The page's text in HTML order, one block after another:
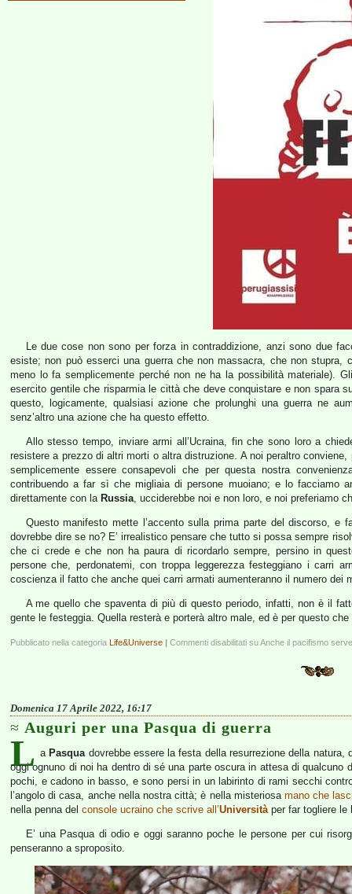
Le due cose non sono per forza in contraddizione, anzi sono due
esiste; non può esserci una guerra che non massacra, che non
meno lo fa semplicemente perché non ne ha la possibilità materiale).
esercito gentile che risparmia le città che deve conquistare e non spara
questo, logicamente, qualsiasi azione che prolunghi una guerra ne
senz’altro una azione che ha questo effetto.
Allo stesso tempo, inviare armi all’Ucraina, fin che sono loro a
resistere a prezzo di altri morti o altra distruzione. A noi peraltro
semplicemente essere consapevoli che per questa nostra
contribuendo a far sì che migliaia di persone muoiano; e lo facciamo
direttamente con la Russia, ucciderebbe noi e non loro, e noi preferiamo
Questo manifesto mette l’accento sulla prima parte del discorso, e
dovrebbe dire se no? E’ irrealistico pensare che tutto si possa sempre
che ci crede e che non ha paura di ricordarlo sempre, persino in
persone che, perdonatemi, con troppa leggerezza festeggiano i carri
coscienza il fatto che anche quei carri armati aumenteranno il numero dei
A me quello che spaventa di più di questo periodo, infatti, non è il
gente le festeggia. Quella resterà e porterà altro male, ed è per questo
Pubblicato nella categoria Life&Universe | Commenti disabilitati su Anche il pacifismo serve
Domenica 17 Aprile 2022, 16:17
Auguri per una Pasqua di guerra
L a Pasquadovrebbe essere la festa della resurrezione della natura,
oggi ognuno di noi ha dentro di sé una parte oscura in attesa di qualcuno
pochi, e cadono in basso, e sono persi in un labirinto di rami secchi
l’angolo di casa, anche nella nostra città; è nella misteriosa mano che
nella penna del console ucraino che scrive all’Universitàper far togliere le
E’ una Pasqua di odio e oggi saranno poche le persone per cui
penseranno a sproposito.